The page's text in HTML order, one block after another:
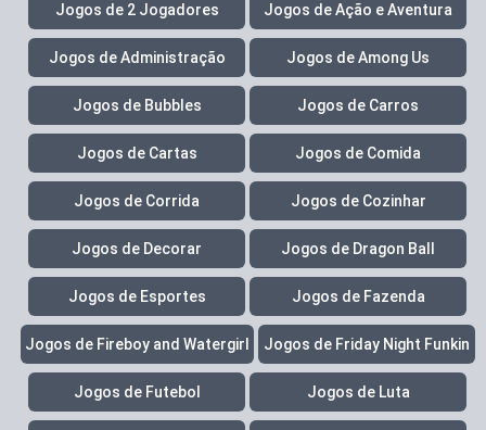
Jogos de 2 Jogadores Jogos de Ação e Aventura
Jogos de Administração Jogos de Among Us
Jogos de Bubbles Jogos de Carros
Jogos de Cartas Jogos de Comida
Jogos de Corrida Jogos de Cozinhar
Jogos de Decorar Jogos de Dragon Ball
Jogos de Esportes Jogos de Fazenda
Jogos de Fireboy and Watergirl Jogos de Friday Night Funkin
Jogos de Futebol Jogos de Luta